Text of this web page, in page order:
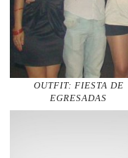
OUTFIT: FIESTA DE
EGRESADAS